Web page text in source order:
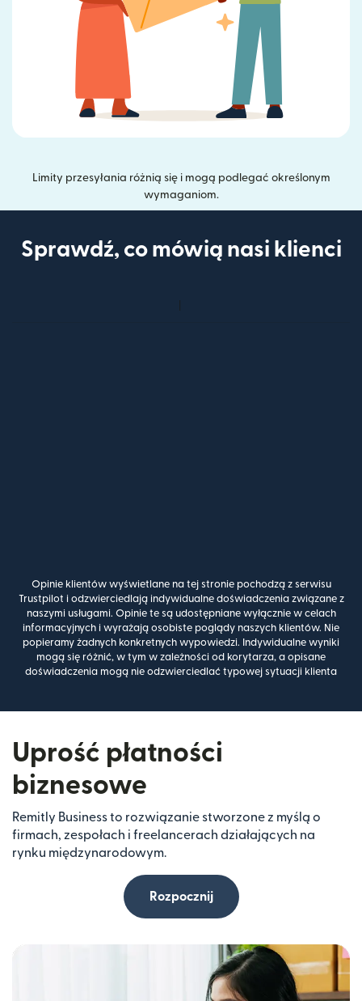
Limity przesyłania różnią się i mogą podlegać określonym
wymaganiom.
Sprawdź, co mówią nasi klienci
Opinie klientów wyświetlane na tej stronie pochodzą z serwisu
Trustpilot i odzwierciedlają indywidualne doświadczenia związane z
naszymi usługami. Opinie te są udostępniane wyłącznie w celach
informacyjnych i wyrażają osobiste poglądy naszych klientów. Nie
popieramy żadnych konkretnych wypowiedzi. Indywidualne wyniki
mogą się różnić, w tym w zależności od korytarza, a opisane
doświadczenia mogą nie odzwierciedlać typowej sytuacji klienta
Uprość płatności
biznesowe
Remitly Business to rozwiązanie stworzone z myślą o
firmach, zespołach i freelancerach działających na
rynku międzynarodowym.
Rozpocznij